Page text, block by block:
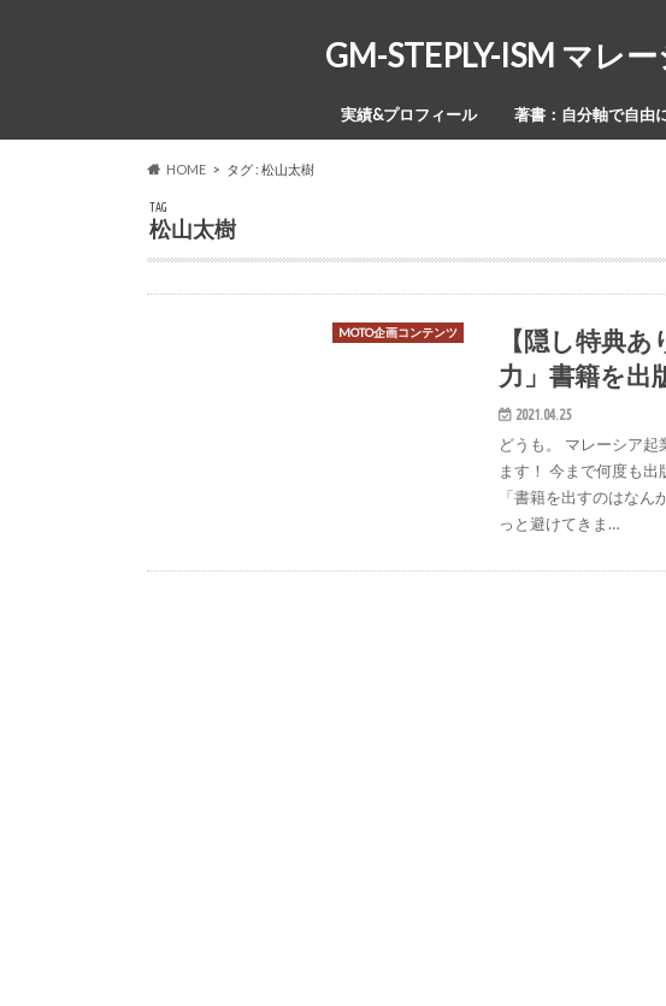
GM-STEPLY-ISM マレ
実績&プロフィール 著書：自分軸で自由
HOME タグ : 松山太樹
TAG
松山太樹
MOTO企画コンテンツ
【隠し特典
力」書籍を出
2021.04.25
どうも。 マレーシア
ます！ 今まで何度も出
「書籍を出すのはな
っと避けてきま…